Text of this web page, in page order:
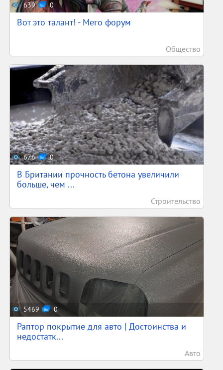
639 0
Вот это талант! - Мего форум
Общество
676 0
В Британии прочность бетона увеличили
больше, чем ...
Строительство
5469 0
Раптор покрытие для авто | Достоинства и
недостатк...
Авто